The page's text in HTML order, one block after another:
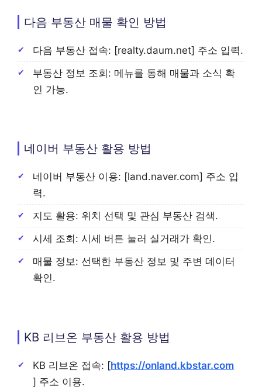
다음 부동산 매물 확인 방법
다음 부동산 접속: [realty.daum.net] 주소 입력.
부동산 정보 조회: 메뉴를 통해 매물과 소식 확
인 가능.
네이버 부동산 활용 방법
네이버 부동산 이용: [land.naver.com] 주소 입
력.
지도 활용: 위치 선택 및 관심 부동산 검색.
시세 조회: 시세 버튼 눌러 실거래가 확인.
매물 정보: 선택한 부동산 정보 및 주변 데이터
확인.
KB 리브온 부동산 활용 방법
KB 리브온 접속: [https://onland.kbstar.com
] 주소 이용.